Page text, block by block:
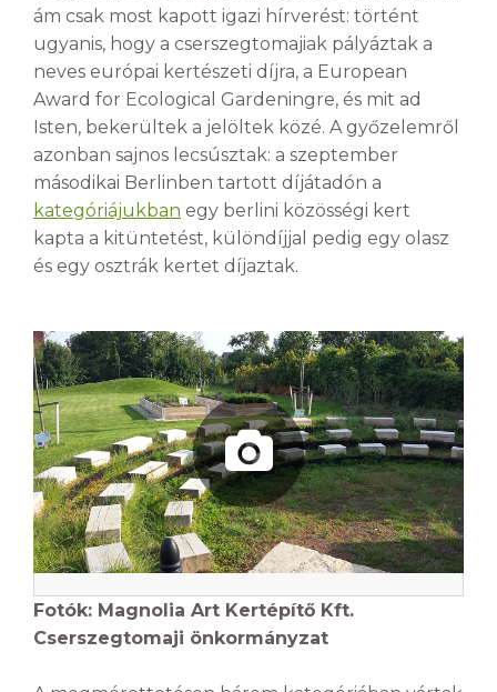
ám csak most kapott igazi hírverést: történt
ugyanis, hogy a cserszegtomajiak pályáztak a
neves európai kertészeti díjra, a European
Award for Ecological Gardeningre, és mit ad
Isten, bekerültek a jelöltek közé. A győzelemről
azonban sajnos lecsúsztak: a szeptember
másodikai Berlinben tartott díjátadón a
kategóriájukban egy berlini közösségi kert
kapta a kitüntetést, különdíjjal pedig egy olasz
és egy osztrák kertet díjaztak.
Fotók: Magnolia Art Kertépítő Kft.
Cserszegtomaji önkormányzat